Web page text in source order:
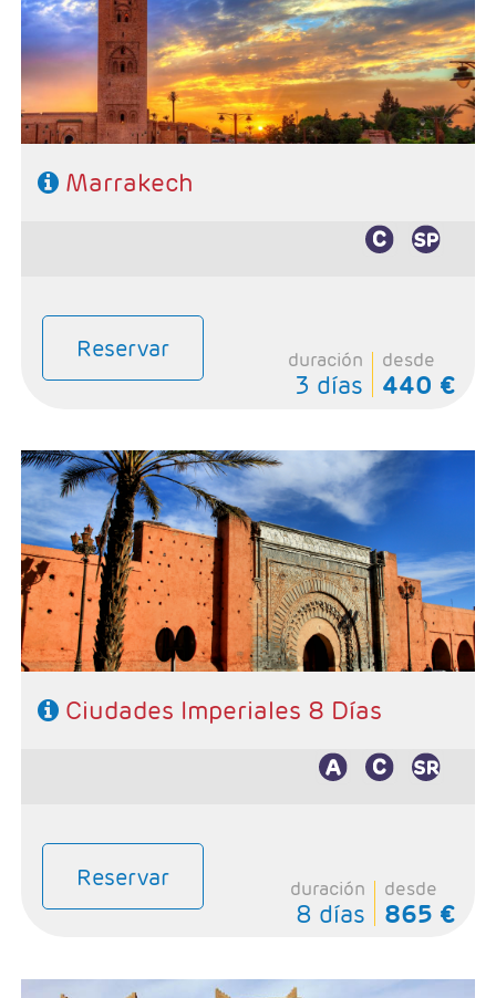
GRANDES VIAJES
VUELO+HOTEL
GRUPOS
BLOG
Número de noches, de libre elección
Posibilidad de incluir excursiones
Marrakech
Reservar duración
3 días
desde
440 €
- Salidas: Viernes
- Ruta: Casblanca 1n - Fes 2n - Marrakech 4n
- Categoría hotelera: Basica, Superior y Prestige
- Régimen: 7 desayunos y 3 cenas
Ciudades Imperiales 8 Días
Reservar duración
8 días
desde
865 €